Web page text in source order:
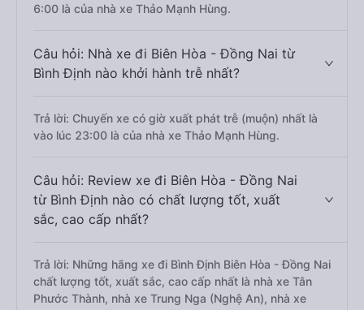
6:00 là của nhà xe Thảo Mạnh Hùng.
Câu hỏi: Nhà xe đi Biên Hòa - Đồng Nai từ
Bình Định nào khởi hành trễ nhất?
Trả lời: Chuyến xe có giờ xuất phát trễ (muộn) nhất là
vào lúc 23:00 là của nhà xe Thảo Mạnh Hùng.
Câu hỏi: Review xe đi Biên Hòa - Đồng Nai
từ Bình Định nào có chất lượng tốt, xuất
sắc, cao cấp nhất?
Trả lời: Những hãng xe đi Bình Định Biên Hòa - Đồng Nai
chất lượng tốt, xuất sắc, cao cấp nhất là nhà xe Tân
Phước Thành, nhà xe Trung Nga (Nghệ An), nhà xe